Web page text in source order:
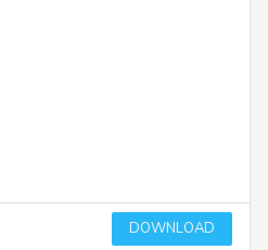
DOWNLOAD